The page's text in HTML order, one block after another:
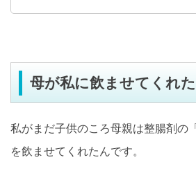
母が私に飲ませてくれ
私がまだ子供のころ母親は整腸剤の
を飲ませてくれたんです。